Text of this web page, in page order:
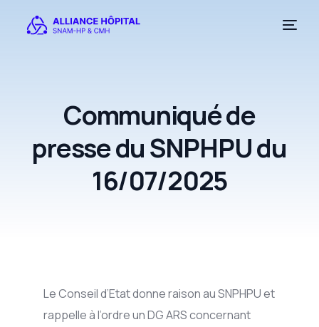
Communiqué de
presse du SNPHPU du
16/07/2025
Le Conseil d’Etat donne raison au SNPHPU et
rappelle à l’ordre un DG ARS concernant